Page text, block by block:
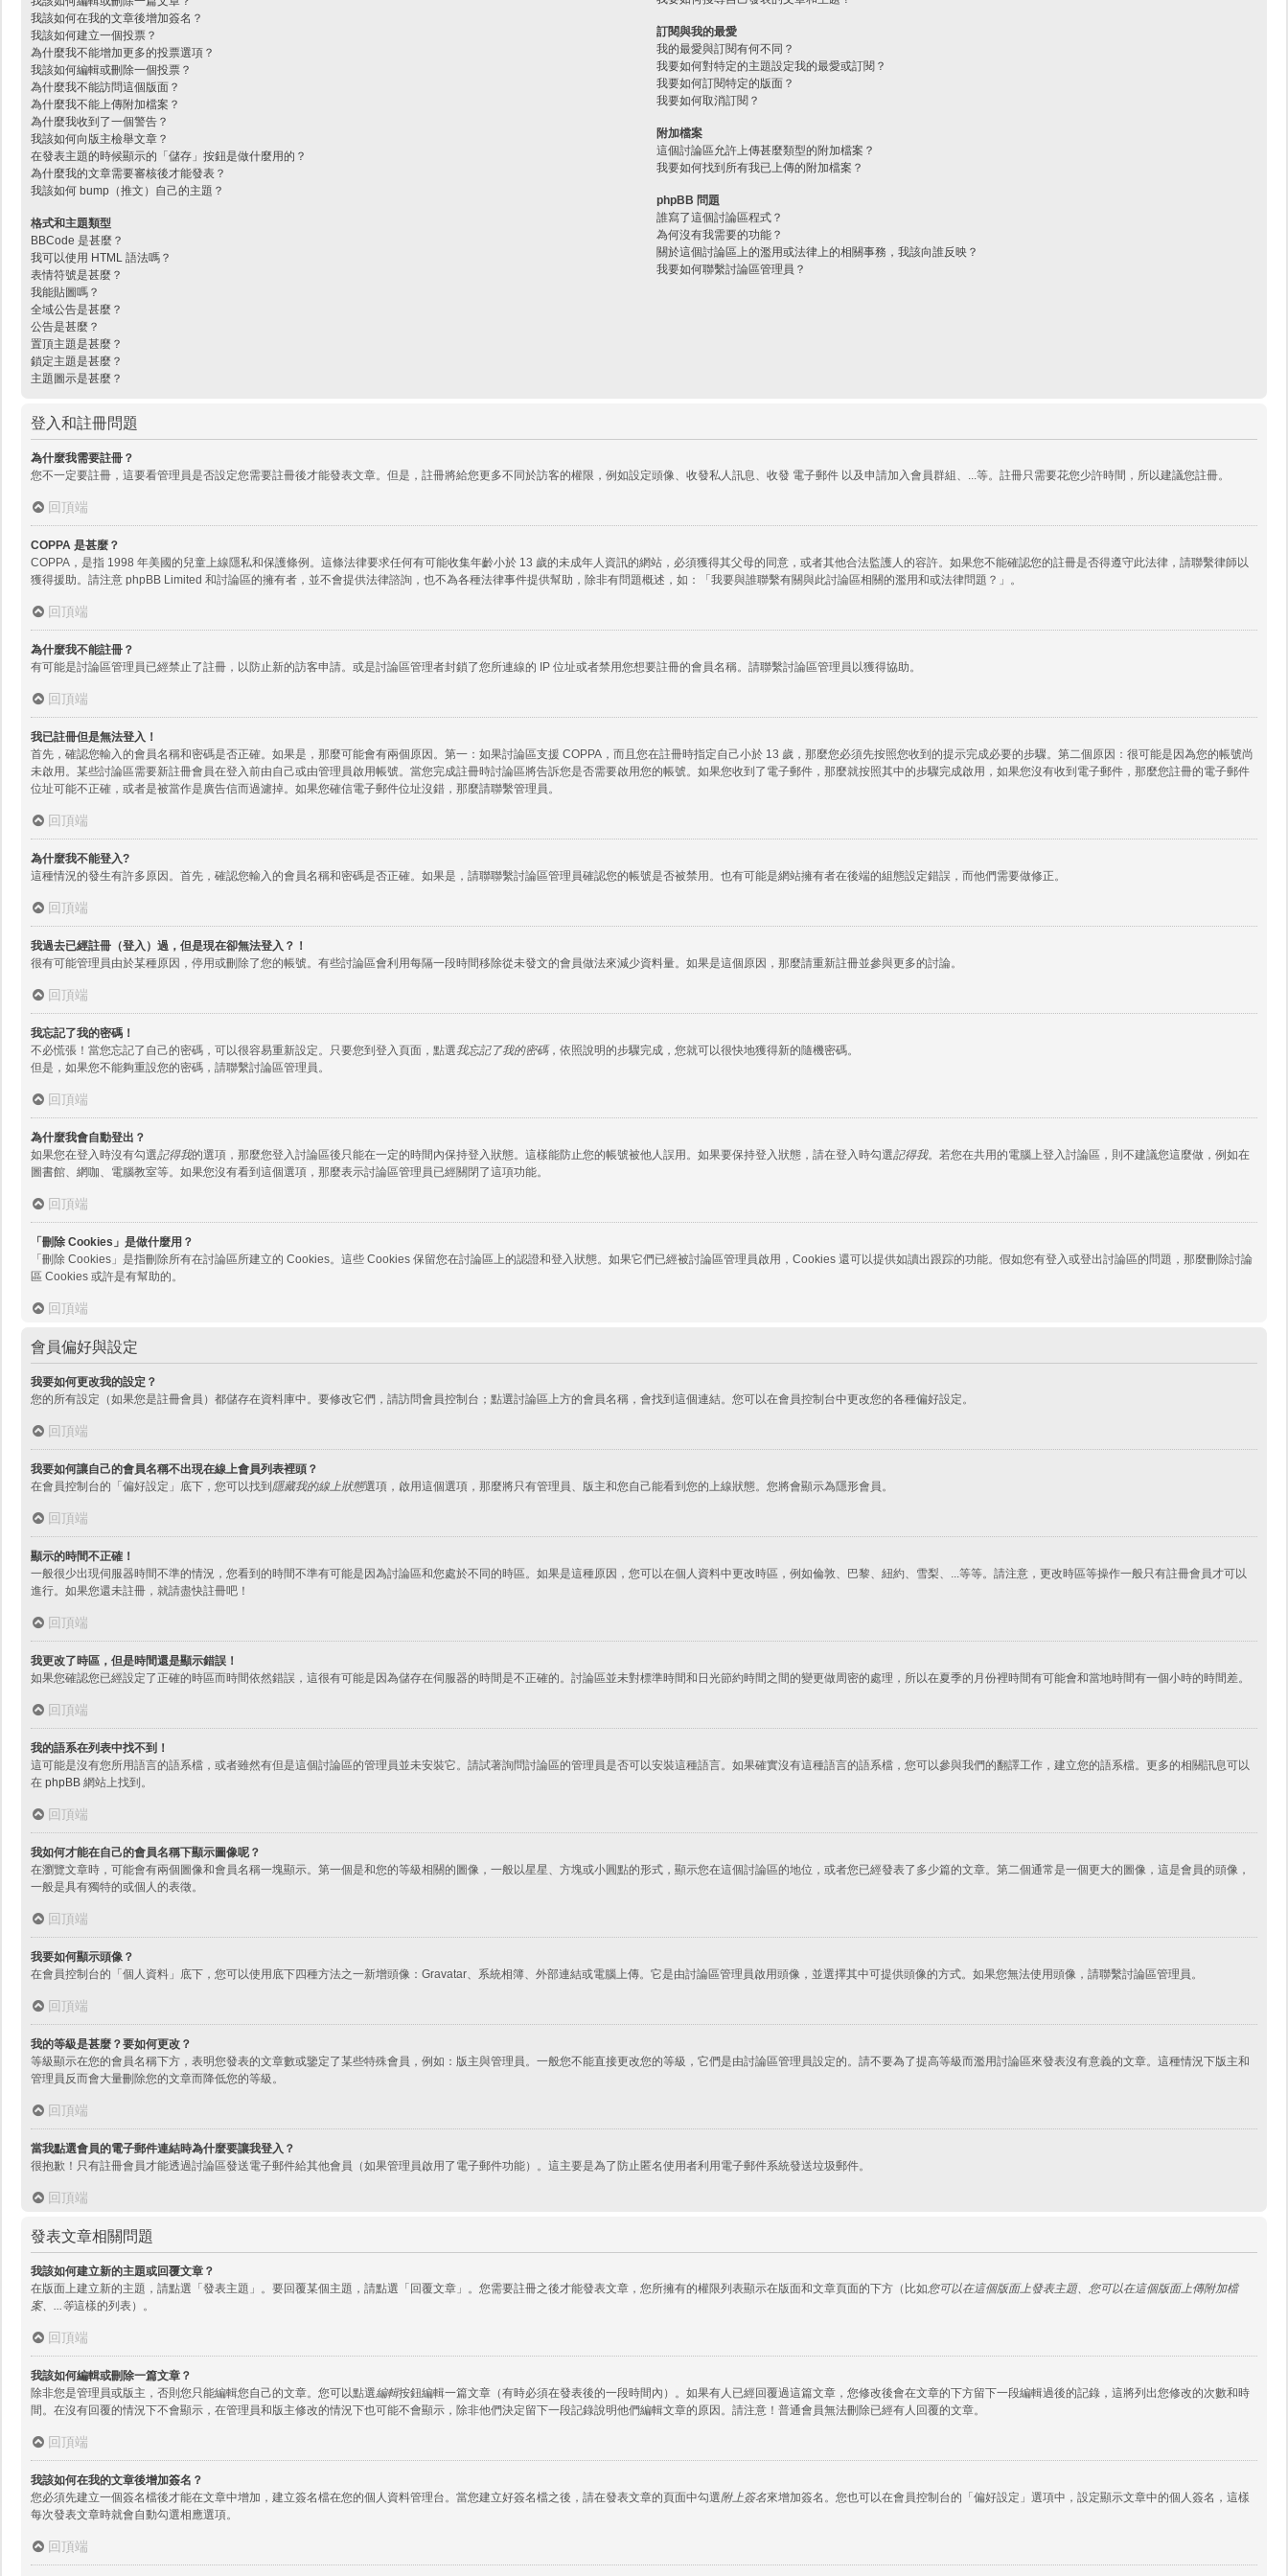
我該如何在我的文章後增加簽名？
我該如何建立一個投票？
為什麼我不能增加更多的投票選項？
我該如何編輯或刪除一個投票？
為什麼我不能訪問這個版面？
為什麼我不能上傳附加檔案？
為什麼我收到了一個警告？
我該如何向版主檢舉文章？
在發表主題的時候顯示的「儲存」按鈕是做什麼用的？
為什麼我的文章需要審核後才能發表？
我該如何 bump（推文）自己的主題？
格式和主題類型
BBCode 是甚麼？
我可以使用 HTML 語法嗎？
表情符號是甚麼？
我能貼圖嗎？
全域公告是甚麼？
公告是甚麼？
置頂主題是甚麼？
鎖定主題是甚麼？
主題圖示是甚麼？
訂閱與我的最愛
我的最愛與訂閱有何不同？
我要如何對特定的主題設定我的最愛或訂閱？
我要如何訂閱特定的版面？
我要如何取消訂閱？
附加檔案
這個討論區允許上傳甚麼類型的附加檔案？
我要如何找到所有我已上傳的附加檔案？
phpBB 問題
誰寫了這個討論區程式？
為何沒有我需要的功能？
關於這個討論區上的濫用或法律上的相關事務，我該向誰反映？
我要如何聯繫討論區管理員？
登入和註冊問題
為什麼我需要註冊？
您不一定要註冊，這要看管理員是否設定您需要註冊後才能發表文章。但是，註冊將給您更多不同於訪客的權限，例如設定頭像、收發私人訊息、收發 電子郵件 以及申請加入會員群組、...等。註冊只需要花您少許時間，所以建議您註冊。
回頂端
COPPA 是甚麼？
COPPA，是指 1998 年美國的兒童上線隱私和保護條例。這條法律要求任何有可能收集年齡小於 13 歲的未成年人資訊的網站，必須獲得其父母的同意，或者其他合法監護人的容許。如果您不能確認您的註冊是否得遵守此法律，請聯繫律師以
獲得援助。請注意 phpBB Limited 和討論區的擁有者，並不會提供法律諮詢，也不為各種法律事件提供幫助，除非有問題概述，如：「我要與誰聯繫有關與此討論區相關的濫用和或法律問題？」。
回頂端
為什麼我不能註冊？
有可能是討論區管理員已經禁止了註冊，以防止新的訪客申請。或是討論區管理者封鎖了您所連線的 IP 位址或者禁用您想要註冊的會員名稱。請聯繫討論區管理員以獲得協助。
回頂端
我已註冊但是無法登入！
首先，確認您輸入的會員名稱和密碼是否正確。如果是，那麼可能會有兩個原因。第一：如果討論區支援 COPPA，而且您在註冊時指定自己小於 13 歲，那麼您必須先按照您收到的提示完成必要的步驟。第二個原因：很可能是因為您的帳號尚
未啟用。某些討論區需要新註冊會員在登入前由自己或由管理員啟用帳號。當您完成註冊時討論區將告訴您是否需要啟用您的帳號。如果您收到了電子郵件，那麼就按照其中的步驟完成啟用，如果您沒有收到電子郵件，那麼您註冊的電子郵件
位址可能不正確，或者是被當作是廣告信而過濾掉。如果您確信電子郵件位址沒錯，那麼請聯繫管理員。
回頂端
為什麼我不能登入?
這種情況的發生有許多原因。首先，確認您輸入的會員名稱和密碼是否正確。如果是，請聯聯繫討論區管理員確認您的帳號是否被禁用。也有可能是網站擁有者在後端的組態設定錯誤，而他們需要做修正。
回頂端
我過去已經註冊（登入）過，但是現在卻無法登入？！
很有可能管理員由於某種原因，停用或刪除了您的帳號。有些討論區會利用每隔一段時間移除從未發文的會員做法來減少資料量。如果是這個原因，那麼請重新註冊並參與更多的討論。
回頂端
我忘記了我的密碼！
不必慌張！當您忘記了自己的密碼，可以很容易重新設定。只要您到登入頁面，點選我忘記了我的密碼，依照說明的步驟完成，您就可以很快地獲得新的隨機密碼。
但是，如果您不能夠重設您的密碼，請聯繫討論區管理員。
回頂端
為什麼我會自動登出？
如果您在登入時沒有勾選記得我的選項，那麼您登入討論區後只能在一定的時間內保持登入狀態。這樣能防止您的帳號被他人誤用。如果要保持登入狀態，請在登入時勾選記得我。若您在共用的電腦上登入討論區，則不建議您這麼做，例如在
圖書館、網咖、電腦教室等。如果您沒有看到這個選項，那麼表示討論區管理員已經關閉了這項功能。
回頂端
「刪除 Cookies」是做什麼用？
「刪除 Cookies」是指刪除所有在討論區所建立的 Cookies。這些 Cookies 保留您在討論區上的認證和登入狀態。如果它們已經被討論區管理員啟用，Cookies 還可以提供如讀出跟踪的功能。假如您有登入或登出討論區的問題，那麼刪除討論
區 Cookies 或許是有幫助的。
回頂端
會員偏好與設定
我要如何更改我的設定？
您的所有設定（如果您是註冊會員）都儲存在資料庫中。要修改它們，請訪問會員控制台；點選討論區上方的會員名稱，會找到這個連結。您可以在會員控制台中更改您的各種偏好設定。
回頂端
我要如何讓自己的會員名稱不出現在線上會員列表裡頭？
在會員控制台的「偏好設定」底下，您可以找到隱藏我的線上狀態選項，啟用這個選項，那麼將只有管理員、版主和您自己能看到您的上線狀態。您將會顯示為隱形會員。
回頂端
顯示的時間不正確！
一般很少出現伺服器時間不準的情況，您看到的時間不準有可能是因為討論區和您處於不同的時區。如果是這種原因，您可以在個人資料中更改時區，例如倫敦、巴黎、紐約、雪梨、...等等。請注意，更改時區等操作一般只有註冊會員才可以
進行。如果您還未註冊，就請盡快註冊吧！
回頂端
我更改了時區，但是時間還是顯示錯誤！
如果您確認您已經設定了正確的時區而時間依然錯誤，這很有可能是因為儲存在伺服器的時間是不正確的。討論區並未對標準時間和日光節約時間之間的變更做周密的處理，所以在夏季的月份裡時間有可能會和當地時間有一個小時的時間差。
回頂端
我的語系在列表中找不到！
這可能是沒有您所用語言的語系檔，或者雖然有但是這個討論區的管理員並未安裝它。請試著詢問討論區的管理員是否可以安裝這種語言。如果確實沒有這種語言的語系檔，您可以參與我們的翻譯工作，建立您的語系檔。更多的相關訊息可以
在 phpBB 網站上找到。
回頂端
我如何才能在自己的會員名稱下顯示圖像呢？
在瀏覽文章時，可能會有兩個圖像和會員名稱一塊顯示。第一個是和您的等級相關的圖像，一般以星星、方塊或小圓點的形式，顯示您在這個討論區的地位，或者您已經發表了多少篇的文章。第二個通常是一個更大的圖像，這是會員的頭像，
一般是具有獨特的或個人的表徵。
回頂端
我要如何顯示頭像？
在會員控制台的「個人資料」底下，您可以使用底下四種方法之一新增頭像：Gravatar、系統相簿、外部連結或電腦上傳。它是由討論區管理員啟用頭像，並選擇其中可提供頭像的方式。如果您無法使用頭像，請聯繫討論區管理員。
回頂端
我的等級是甚麼？要如何更改？
等級顯示在您的會員名稱下方，表明您發表的文章數或鑒定了某些特殊會員，例如：版主與管理員。一般您不能直接更改您的等級，它們是由討論區管理員設定的。請不要為了提高等級而濫用討論區來發表沒有意義的文章。這種情況下版主和
管理員反而會大量刪除您的文章而降低您的等級。
回頂端
當我點選會員的電子郵件連結時為什麼要讓我登入？
很抱歉！只有註冊會員才能透過討論區發送電子郵件給其他會員（如果管理員啟用了電子郵件功能）。這主要是為了防止匿名使用者利用電子郵件系統發送垃圾郵件。
回頂端
發表文章相關問題
我該如何建立新的主題或回覆文章？
在版面上建立新的主題，請點選「發表主題」。要回覆某個主題，請點選「回覆文章」。您需要註冊之後才能發表文章，您所擁有的權限列表顯示在版面和文章頁面的下方（比如您可以在這個版面上發表主題、您可以在這個版面上傳附加檔
案、...等這樣的列表）。
回頂端
我該如何編輯或刪除一篇文章？
除非您是管理員或版主，否則您只能編輯您自己的文章。您可以點選編輯按鈕編輯一篇文章（有時必須在發表後的一段時間內）。如果有人已經回覆過這篇文章，您修改後會在文章的下方留下一段編輯過後的記錄，這將列出您修改的次數和時
間。在沒有回覆的情況下不會顯示，在管理員和版主修改的情況下也可能不會顯示，除非他們決定留下一段記錄說明他們編輯文章的原因。請注意！普通會員無法刪除已經有人回覆的文章。
回頂端
我該如何在我的文章後增加簽名？
您必須先建立一個簽名檔後才能在文章中增加，建立簽名檔在您的個人資料管理台。當您建立好簽名檔之後，請在發表文章的頁面中勾選附上簽名來增加簽名。您也可以在會員控制台的「偏好設定」選項中，設定顯示文章中的個人簽名，這樣
每次發表文章時就會自動勾選相應選項。
回頂端